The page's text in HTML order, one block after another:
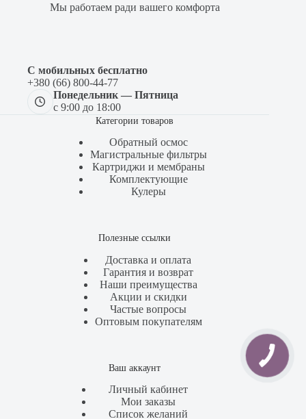
Мы работаем ради вашего комфорта
С мобильных бесплатно
+380 (66) 800-44-77
Понедельник — Пятница
с 9:00 до 18:00
Категории товаров
Обратный осмос
Магистральные фильтры
Картриджи и мембраны
Комплектующие
Кулеры
Полезные ссылки
Доставка и оплата
Гарантия и возврат
Наши преимущества
Акции и скидки
Частые вопросы
Оптовым покупателям
Ваш аккаунт
Личный кабинет
Мои заказы
Список желаний